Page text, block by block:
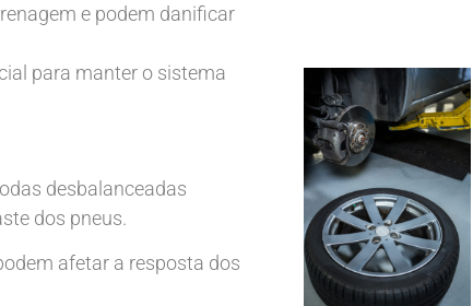
e podem danificar
para manter o sistema
desbalanceadas
dos pneus.
afetar a resposta dos